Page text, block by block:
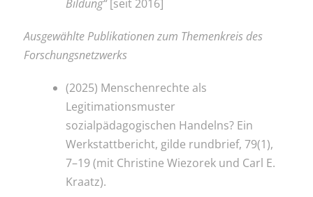
Bildung“[seit 2016]
Ausgewählte Publikationen zum Themenkreis des
Forschungsnetzwerks
(2025) Menschenrechte als
Legitimationsmuster
sozialpädagogischen Handelns? Ein
Werkstattbericht, gilde rundbrief, 79(1),
7–19 (mit Christine Wiezorek und Carl E.
Kraatz).